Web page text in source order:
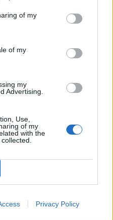
of my
of my
my
Advertising.
Use,
of my
with the
Privacy Policy
Φώτη Κόντογλου δεν
της πόλης είναι
ο Δήμαρχος
σύντομο χαιρετισμό
«60 χρόνια μετά το
στην κεντρική πλατεία
Καθεδρικού Ναού
και
κλίμα συγκίνησης και
στον Δήμαρχο
Πολιτισμού δύο